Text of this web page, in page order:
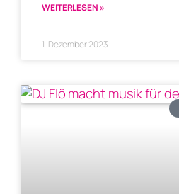
WEITERLESEN »
1. Dezember 2023